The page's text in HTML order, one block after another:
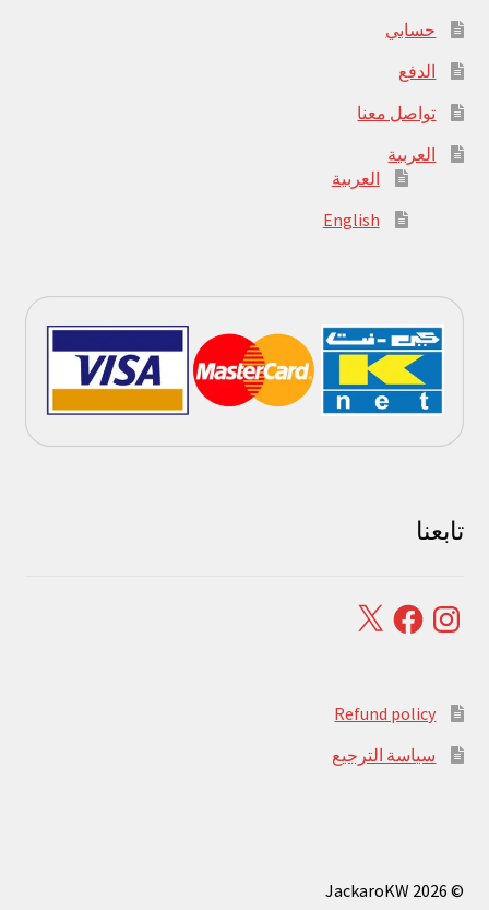
حسابي
الدفع
تواصل معنا
العربية
العربية
English
تابعنا
Instagram
Facebook
X
Refund policy
سياسة الترجيع
© JackaroKW 2026